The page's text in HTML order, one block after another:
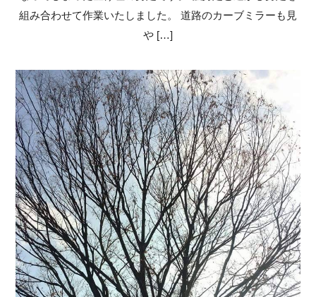
組み合わせて作業いたしました。 道路のカーブミラーも見
や […]